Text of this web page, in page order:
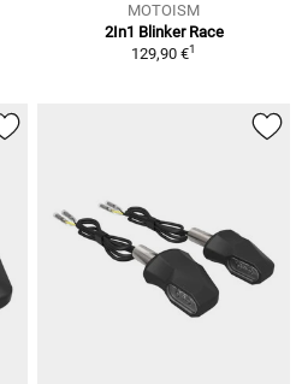
MOTOISM
2In1 Blinker Race
129,90 €1